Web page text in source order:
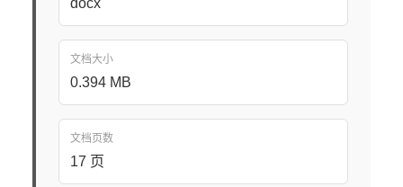
docx
文档大小
0.394 MB
文档页数
17 页